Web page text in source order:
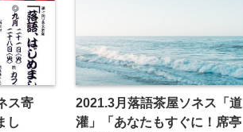
ス寄
し
2021.3月落語茶屋ソネス「道
灌」「あなたもすぐに！席亭